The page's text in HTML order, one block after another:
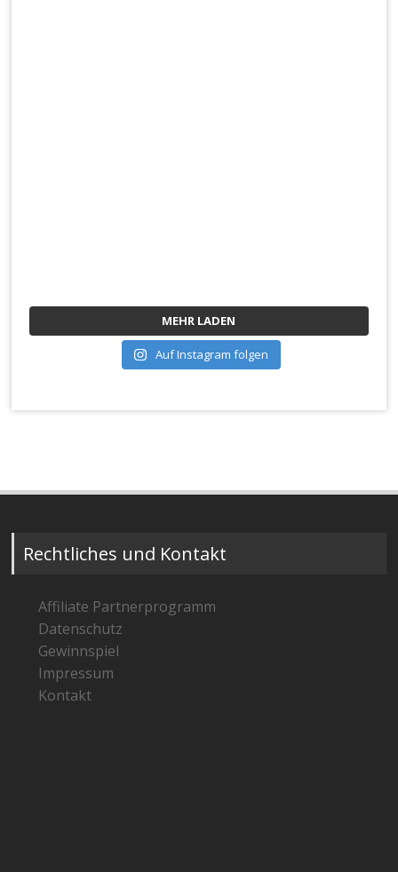
MEHR LADEN
Auf Instagram folgen
Rechtliches und Kontakt
Affiliate Partnerprogramm
Datenschutz
Gewinnspiel
Impressum
Kontakt